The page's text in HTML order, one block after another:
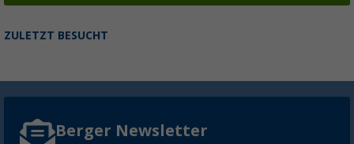
ZULETZT BESUCHT
Berger Newsletter